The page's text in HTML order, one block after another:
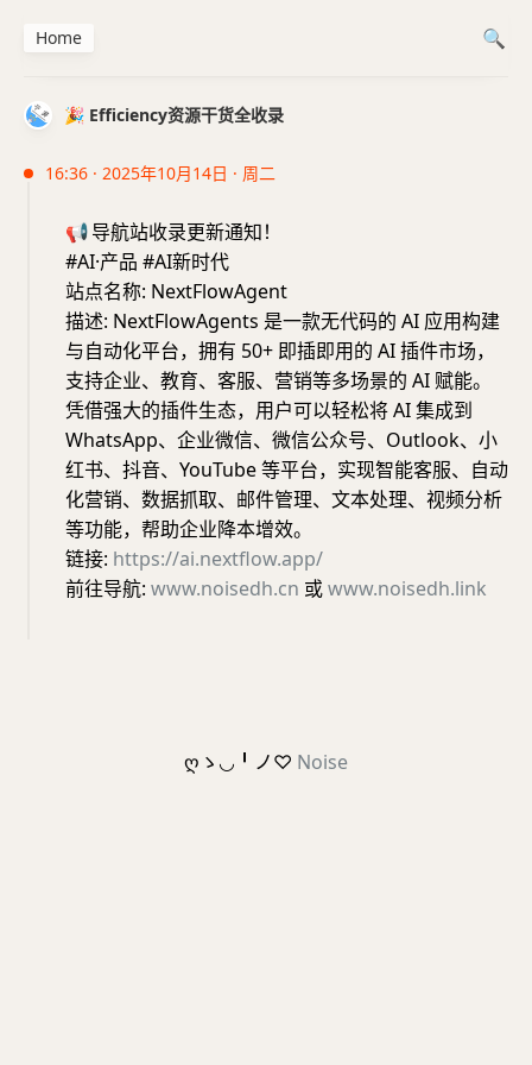
🎉 Efficiency资源干货全收录
16:36 · 2025年10月14日 · 周二
📢导航站收录更新通知！
#AI·产品 #AI新时代
站点名称: NextFlowAgent
描述: NextFlowAgents 是一款无代码的 AI 应用构建
与自动化平台，拥有 50+ 即插即用的 AI 插件市场，
支持企业、教育、客服、营销等多场景的 AI 赋能。
凭借强大的插件生态，用户可以轻松将 AI 集成到
WhatsApp、企业微信、微信公众号、Outlook、小
红书、抖音、YouTube 等平台，实现智能客服、自动
化营销、数据抓取、邮件管理、文本处理、视频分析
等功能，帮助企业降本增效。
链接: https://ai.nextflow.app/
前往导航: www.noisedh.cn 或www.noisedh.link
Home
ღゝ◡╹ノ♡ Noise